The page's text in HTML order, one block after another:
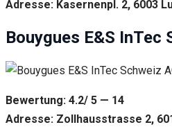
Adresse: Kasernenpl. 2, 6003
Bouygues E&S InTec
Bewertung: 4.2/ 5 — 14
Adresse: Zollhausstrasse 2,